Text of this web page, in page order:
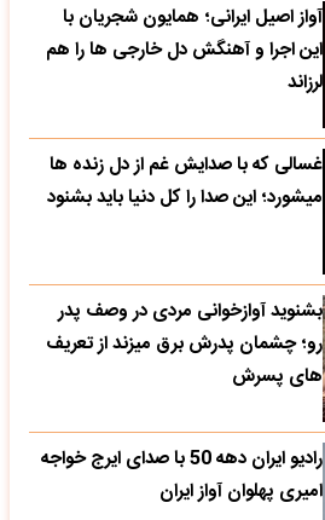
آواز اصیل ایرانی؛ همایون شجریان با
این اجرا و آهنگش دل خارجی ها را هم
لرزاند
غسالی که با صدایش غم از دل زنده ها
میشورد؛ این صدا را کل دنیا باید بشنود
بشنوید آوازخوانی مردی در وصف پدر
رو؛ چشمان پدرش برق میزند از تعریف
های پسرش
رادیو ایران دهه 50 با صدای ایرج خواجه
امیری پهلوان آواز ایران